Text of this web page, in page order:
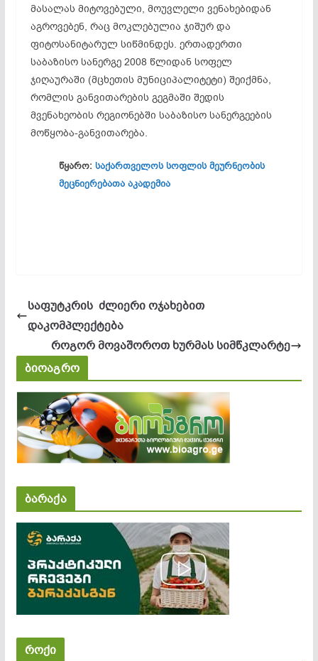
მასალას მიტოვებული, მოუვლელი ვენახებიდან
აგროვებენ, რაც მოკლებულია ჯიშურ და
ფიტოსანიტარულ სიწმინდეს. ერთადერთი
საბაზისო სანერგე 2008 წლიდან სოფელ
ჯიღაურაში (მცხეთის მუნიციპალიტეტი) შეიქმნა,
რომლის განვითარების გეგმაში შედის
მვენახეობის რეგიონებში საბაზისო სანერგეების
მოწყობა-განვითარება.
წყარო: საქართველოს სოფლის მეურნეობის
მეცნიერებათა აკადემია
საფუტკრის ძლიერი ოჯახებით
დაკომპლექტება
როგორ მოვაშოროთ ხურმას სიმწკლარტე
ბიოაგრო
ბარაქა
როქი